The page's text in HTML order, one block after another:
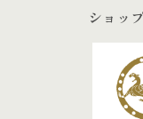
ショッ